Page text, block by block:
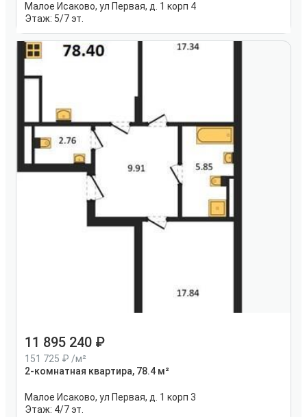
Малое Исаково, ул Первая, д. 1 корп 4
Этаж: 5/7 эт.
11 895 240
151 725
/м²
2-комнатная квартира, 78.4 м²
Малое Исаково, ул Первая, д. 1 корп 3
Этаж: 4/7 эт.